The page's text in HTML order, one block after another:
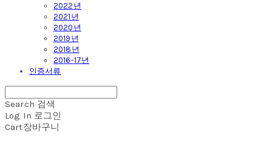
2022년
2021년
2020년
2019년
2018년
2016-17년
인증서류
Search 검색
Log In 로그인
Cart장바구니